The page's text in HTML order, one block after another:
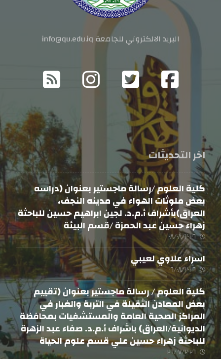
البريد الالكتروني للجامعة info@qu.edu.iq
اخر التحديثات
كلية العلوم /رسالة ماجستير بعنوان (دراسه
بعض ملوثات الهواء في مدينه النجف،
العراق)بأشراف أ.م.د. لجين ابراهيم حسين للباحثة
زهراء حسين عبد الحمزة /قسم البيئة
٠٨/٠٨/٢٠٢٦
اسراء علاوي لعيبي
٠٦/٠٨/٢٠٢٦
كلية العلوم / رسالة ماجستير بعنوان (تقييم
بعض المعادن الثقيلة في التربة والغبار في
المراكز الصحية العامة والمستشفيات بمحافظة
الديوانية/العراق) باشراف أ.م.د. صفاء عبد الزهرة
للباحثة زهراء حسين علي قسم علوم الحياة
٢٦/٠٧/٢٠٢٦